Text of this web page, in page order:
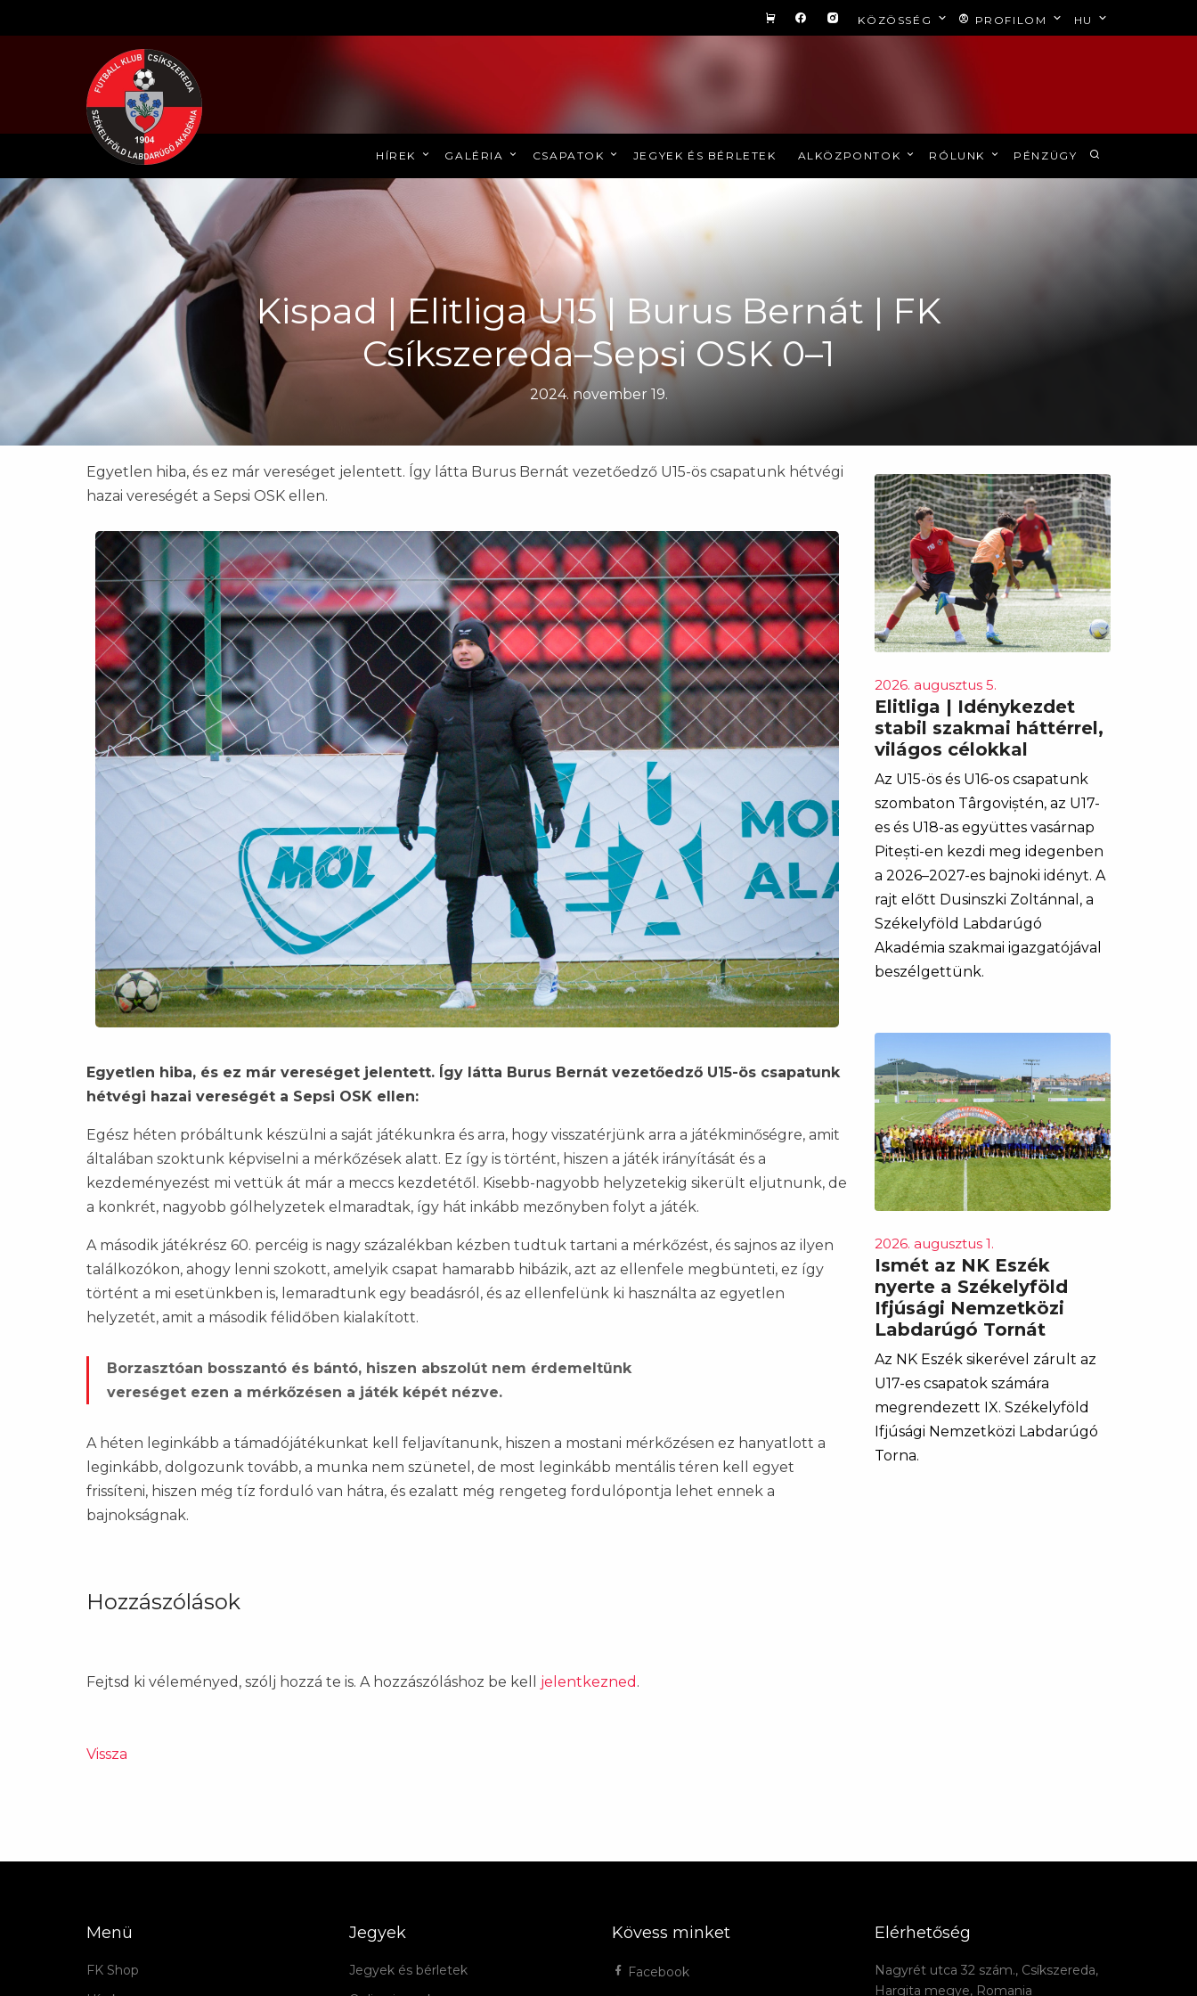
KÖZÖSSÉG PROFILOM HU
HÍREK GALÉRIA CSAPATOK JEGYEK ÉS BÉRLETEK ALKÖZPONTOK RÓLUNK PÉNZÜGY
Kispad | Elitliga U15 | Burus Bernát | FK
Csíkszereda–Sepsi OSK 0–1
2024. november 19.
Egyetlen hiba, és ez már vereséget jelentett. Így látta Burus Bernát vezetőedző U15-ös csapatunk hétvégi
hazai vereségét a Sepsi OSK ellen.
Egyetlen hiba, és ez már vereséget jelentett. Így látta Burus Bernát vezetőedző U15-ös csapatunk
hétvégi hazai vereségét a Sepsi OSK ellen:
Egész héten próbáltunk készülni a saját játékunkra és arra, hogy visszatérjünk arra a játékminőségre, amit
általában szoktunk képviselni a mérkőzések alatt. Ez így is történt, hiszen a játék irányítását és a
kezdeményezést mi vettük át már a meccs kezdetétől. Kisebb-nagyobb helyzetekig sikerült eljutnunk, de
a konkrét, nagyobb gólhelyzetek elmaradtak, így hát inkább mezőnyben folyt a játék.
A második játékrész 60. percéig is nagy százalékban kézben tudtuk tartani a mérkőzést, és sajnos az ilyen
találkozókon, ahogy lenni szokott, amelyik csapat hamarabb hibázik, azt az ellenfele megbünteti, ez így
történt a mi esetünkben is, lemaradtunk egy beadásról, és az ellenfelünk ki használta az egyetlen
helyzetét, amit a második félidőben kialakított.
Borzasztóan bosszantó és bántó, hiszen abszolút nem érdemeltünk
vereséget ezen a mérkőzésen a játék képét nézve.
A héten leginkább a támadójátékunkat kell feljavítanunk, hiszen a mostani mérkőzésen ez hanyatlott a
leginkább, dolgozunk tovább, a munka nem szünetel, de most leginkább mentális téren kell egyet
frissíteni, hiszen még tíz forduló van hátra, és ezalatt még rengeteg fordulópontja lehet ennek a
bajnokságnak.
2026. augusztus 5.
Elitliga | Idénykezdet
stabil szakmai háttérrel,
világos célokkal
Az U15-ös és U16-os csapatunk
szombaton Târgoviștén, az U17-
es és U18-as együttes vasárnap
Pitești-en kezdi meg idegenben
a 2026–2027-es bajnoki idényt. A
rajt előtt Dusinszki Zoltánnal, a
Székelyföld Labdarúgó
Akadémia szakmai igazgatójával
beszélgettünk.
2026. augusztus 1.
Ismét az NK Eszék
nyerte a Székelyföld
Ifjúsági Nemzetközi
Labdarúgó Tornát
Az NK Eszék sikerével zárult az
U17-es csapatok számára
megrendezett IX. Székelyföld
Ifjúsági Nemzetközi Labdarúgó
Torna.
Hozzászólások
Fejtsd ki véleményed, szólj hozzá te is. A hozzászóláshoz be kell jelentkezned .
Vissza
Menü
FK Shop
Jegyek
Jegyek és bérletek
Kövess minket
Facebook
Elérhetőség
Nagyrét utca 32 szám., Csíkszereda,
Hargita megye, Romania